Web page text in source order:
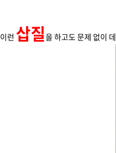
이런 삽질을 하고도 문제 없이